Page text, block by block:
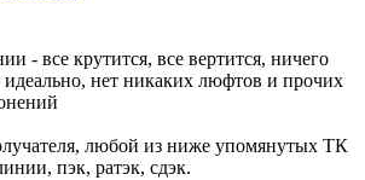
- все крутится, все вертится, ничего
идеально, нет никаких люфтов и прочих
любой из ниже упомянутых ТК
пэк, ратэк, сдэк.